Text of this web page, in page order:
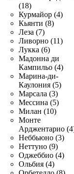
(18)
Курмайор (4)
Кьянти (8)
Леза (7)
Ливорно (11)
Лукка (6)
Мадонна ди
Кампильо (4)
Марина-ди-
Каулония (5)
Марсала (3)
Мессина (5)
Милан (10)
Монте
Арджентарио
Неббьюно (3)
Неттуно (9)
Оджеббио (4)
Ольбия (4)